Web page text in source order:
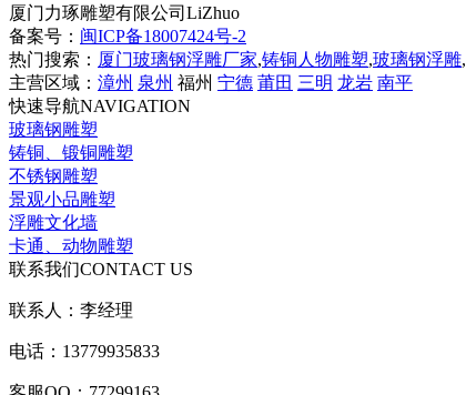
厦门力琢雕塑有限公司 LiZhuo
备案号： 闽ICP备18007424号-2
热门搜索： 厦门玻璃钢浮雕厂家,铸铜人物雕塑,玻璃钢浮雕,
主营区域： 漳州 泉州 福州 宁德 莆田 三明 龙岩 南平
快速导航NAVIGATION
玻璃钢雕塑
铸铜、锻铜雕塑
不锈钢雕塑
景观小品雕塑
浮雕文化墙
卡通、动物雕塑
联系我们CONTACT US
联系人：李经理
电话：13779935833